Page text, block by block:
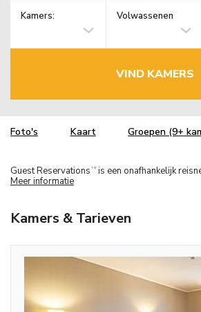
Kamers: Volwassenen
VIND KAMERS
Foto's Kaart Groepen (9+
Guest Reservations TM is een onafhankelijk
Meer informatie
Kamers & Tarieven